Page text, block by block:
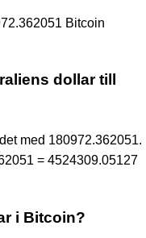
Bitcoin
dollar till
med 180972.362051.
= 4524309.05127
i Bitcoin?